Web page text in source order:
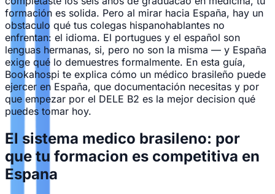
formación es solida. Pero al mirar hacia España, hay un
obstaculo qué tus colegas hispanohablantes no
enfrentan: el idioma. El portugues y el español son
lenguas hermanas, si, pero no son la misma — y España
exige qué lo demuestres formalmente. En esta guía,
Bookahospi te explica cómo un médico brasileño puede
ejercer en España, que documentación necesitas y por
que empezar por el DELE B2 es la mejor decision qué
puedes tomar hoy.
El sistema medico brasileno: por
que tu formacion es competitiva en
Espana